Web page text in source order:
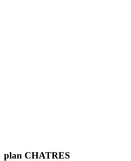
plan CHATRES